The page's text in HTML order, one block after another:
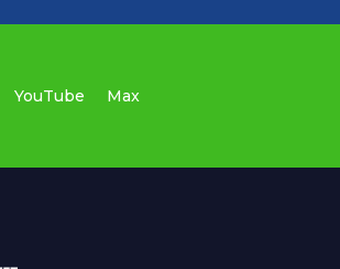
YouTube Max